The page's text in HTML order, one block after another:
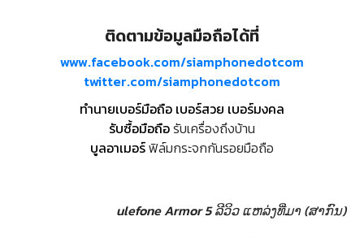
ติดตามข้อมูลมือถือได้ที่
www.facebook.com/siamphonedotcom
twitter.com/siamphonedotcom
ทำนายเบอร์มือถือ เบอร์สวย เบอร์มงคล
รับซื้อมือถือรับเครื่องถึงบ้าน
บูลอาเมอร์ฟิล์มกระจกกันรอยมือถือ
ulefone Armor 5 ລີວິວ ແຫລ່ງທີ່ມາ (ສາກົນ)